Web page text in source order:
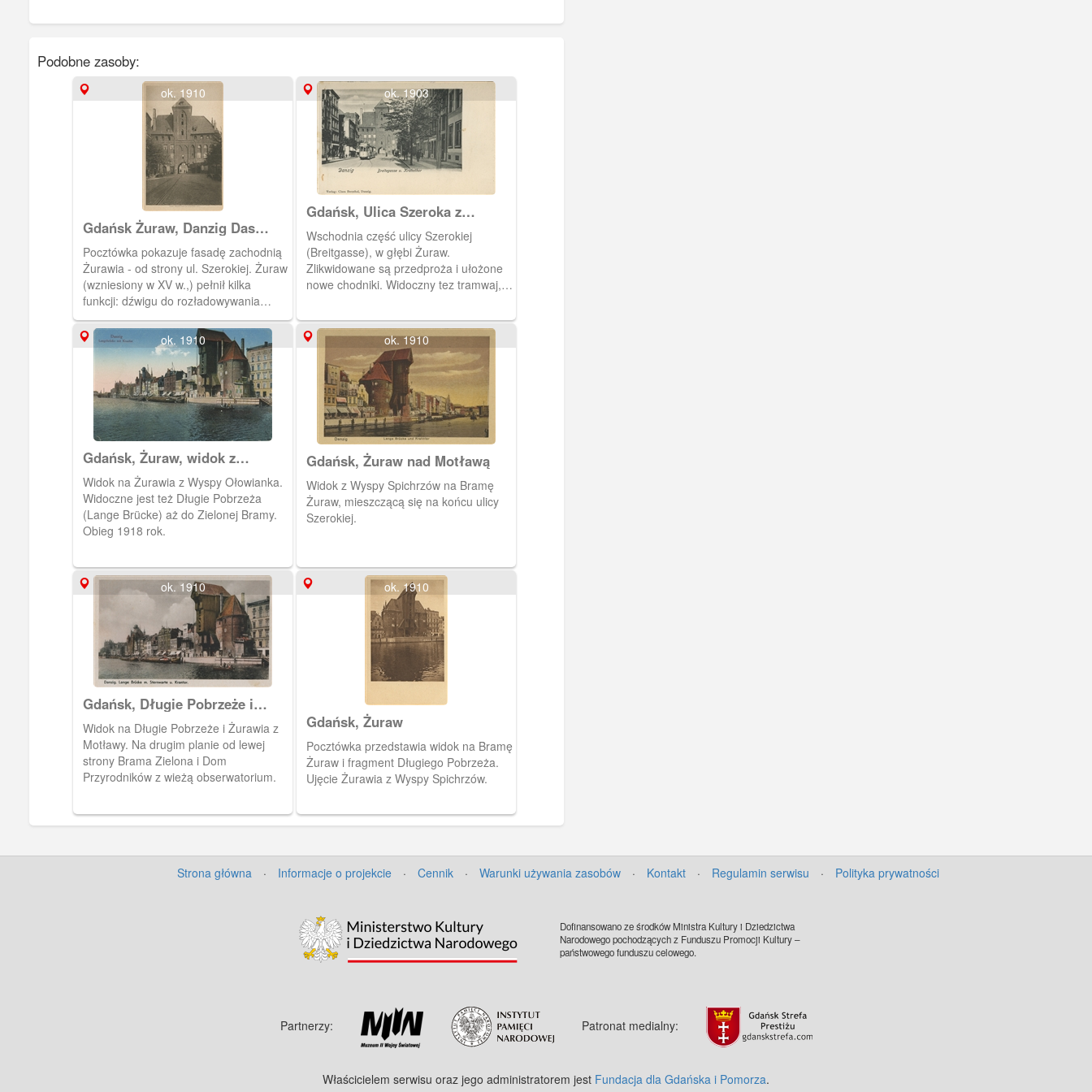
Podobne zasoby:
ok. 1910
Gdańsk Żuraw, Danzig Das
Krantor
Pocztówka pokazuje fasadę zachodnią
Żurawia - od strony ul. Szerokiej. Żuraw
(wzniesiony w XV w.,) pełnił kilka
funkcji: dźwigu do rozładowywania
statków, bramy miejskiej (jednej z kilku
wodnych bram Głównego Miasta) oraz
był jedną z budowli obronnych - we
wnętrzach baszt mieściły się strzelnice
przystosowane do ciężkiej i lekkiej broni
palnej.
ok. 1903
Gdańsk, Ulica Szeroka z
Żurawiem
Wschodnia część ulicy Szerokiej
(Breitgasse), w głębi Żuraw.
Zlikwidowane są przedproża i ułożone
nowe chodniki. Widoczny tez tramwaj,
ok. 1910
Gdańsk, Żuraw, widok z
Ołowianki
Widok na Żurawia z Wyspy Ołowianka.
Widoczne jest też Długie Pobrzeża
(Lange Brücke) aż do Zielonej Bramy.
Obieg 1918 rok.
ok. 1910
Gdańsk, Żuraw nad Motławą
Widok z Wyspy Spichrzów na Bramę
Żuraw, mieszczącą się na końcu ulicy
Szerokiej.
ok. 1910
Gdańsk, Długie Pobrzeże i
Żuraw
Widok na Długie Pobrzeże i Żurawia z
Motławy. Na drugim planie od lewej
strony Brama Zielona i Dom
Przyrodników z wieżą obserwatorium.
ok. 1910
Gdańsk, Żuraw
Pocztówka przedstawia widok na Bramę
Żuraw i fragment Długiego Pobrzeża.
Ujęcie Żurawia z Wyspy Spichrzów.
Strona główna · Informacje o projekcie · Cennik · Warunki używania zasobów · Kontakt · Regulamin serwisu · Polityka prywatności
Dofinansowano ze środków Ministra Kultury i Dziedzictwa
Narodowego pochodzących z Funduszu Promocji Kultury –
państwowego funduszu celowego.
Partnerzy: Patronat medialny:
Właścicielem serwisu oraz jego administratorem jest Fundacja dla Gdańska i Pomorza.